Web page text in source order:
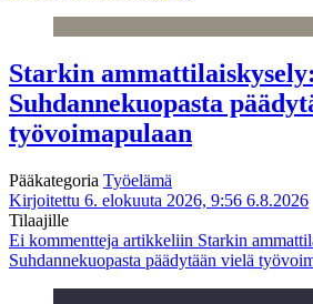
Starkin ammattilaiskysely:
Suhdannekuopasta
työvoimapulaan
Pääkategoria Työelämä
Kirjoitettu 6. elokuuta 2026, 9:56 6.8.2026
Tilaajille
Ei kommentteja artikkeliin Starkin
Suhdannekuopasta päädytään vielä